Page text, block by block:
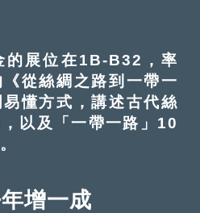
展位在1B-B32，率
從絲綢之路到一帶一
懂方式，講述古代絲
以及「一帶一路」10
增一成